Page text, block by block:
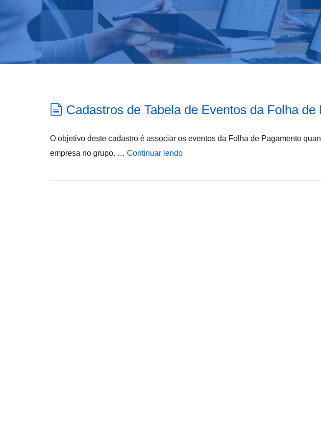
Cadastros de Tabela de Eventos da Folha de
O objetivo deste cadastro é associar os eventos da Folha de Pagamento
empresa no grupo. … Continuar lendo